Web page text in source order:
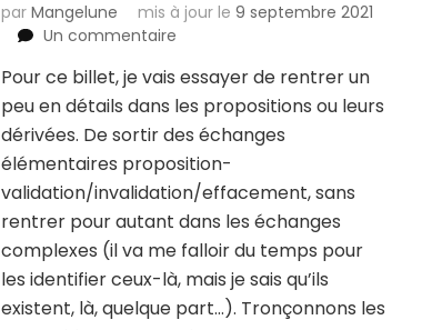
par Mangelune mis à jour le 9 septembre 2021
Un commentairesur
une
grammaire
du
jeu
de
rôle
4
:
gestes
à
Pour ce billet, je vais essayer de rentrer un
peu en détails dans les propositions ou leurs
dérivées. De sortir des échanges
élémentaires proposition-
validation/invalidation/effacement, sans
rentrer pour autant dans les échanges
complexes (il va me falloir du temps pour
les identifier ceux-là, mais je sais qu’ils
existent, là, quelque part…). Tronçonnons les